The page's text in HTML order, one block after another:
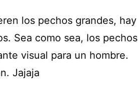
los pechos grandes, hay
Sea como sea, los pechos
visual para un hombre.
Jajaja